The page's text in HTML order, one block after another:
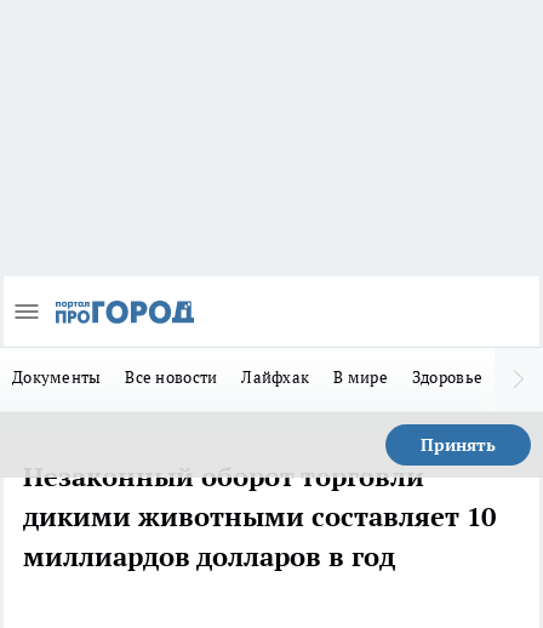
Документы Все новости Лайфхак В мире Здоровье
Принять
Незаконный оборот торговли
дикими животными составляет 10
миллиардов долларов в год